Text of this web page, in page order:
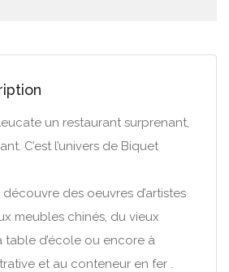
un restaurant surprenant,
C’est l’univers de Biquet
des oeuvres d’artistes
meubles chinés, du vieux
table d’école ou encore à
et au conteneur en fer .